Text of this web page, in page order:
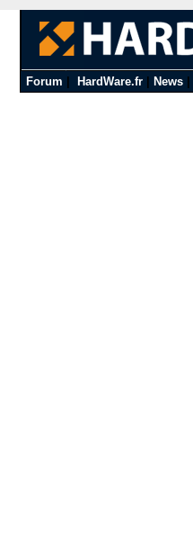
Forum HardWare.fr| News|